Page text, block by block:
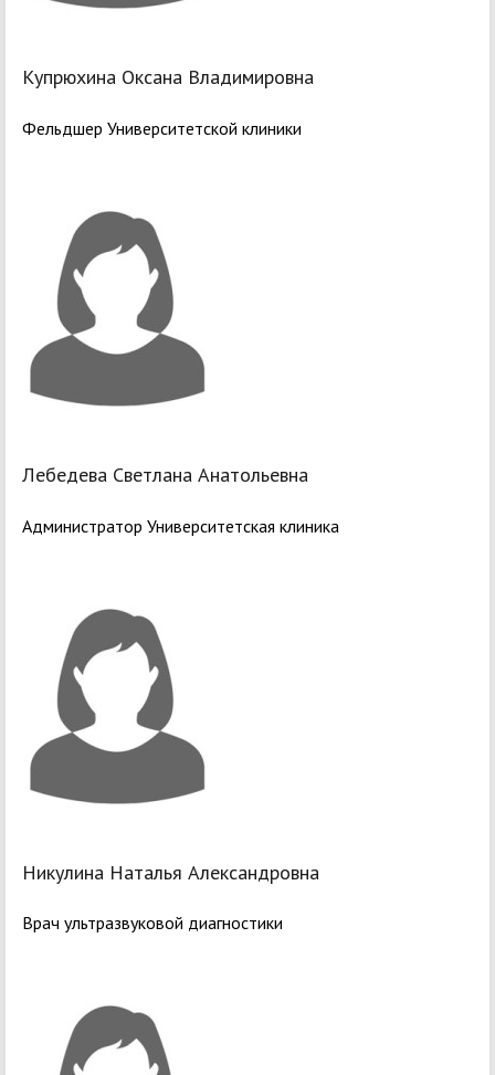
Купрюхина Оксана Владимировна
Фельдшер Университетской клиники
Лебедева Светлана Анатольевна
Администратор Университетская клиника
Никулина Наталья Александровна
Врач ультразвуковой диагностики